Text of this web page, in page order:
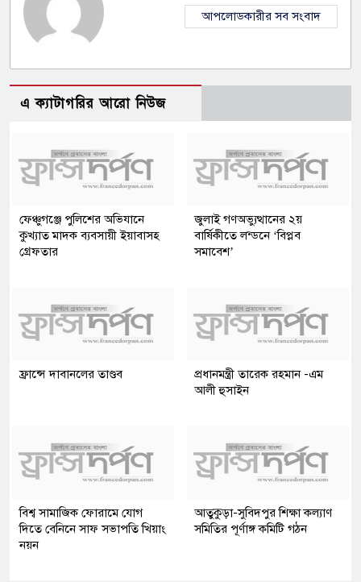
আপলোডকারীর সব সংবাদ
এ ক্যাটাগরির আরো নিউজ
ফেঞ্চুগঞ্জে পুলিশের অভিযানে
কুখ্যাত মাদক ব্যবসায়ী ইয়াবাসহ
গ্রেফতার
জুলাই গণঅভ্যুত্থানের ২য়
বার্ষিকীতে লন্ডনে ‘বিপ্লব
সমাবেশ’
ফ্রান্সে দাবানলের তাণ্ডব
প্রধানমন্ত্রী তারেক রহমান -এম
আলী হুসাইন
বিশ্ব সামাজিক ফোরামে যোগ
দিতে বেনিনে সাফ সভাপতি খিয়াং
নয়ন
আতুকুড়া-সুবিদপুর শিক্ষা কল্যাণ
সমিতির পূর্ণাঙ্গ কমিটি গঠন